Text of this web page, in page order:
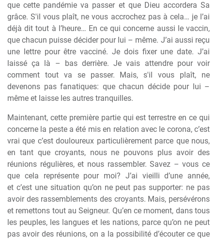
que cette pandémie va passer et que Dieu accordera Sa
grâce. S'il vous plaît, ne vous accrochez pas à cela… je l’ai
déjà dit tout à l’heure… En ce qui concerne aussi le vaccin,
que chacun puisse décider pour lui – même. J’ai aussi reçu
une lettre pourêtre vacciné. Je dois fixer une date. J’ai
laissé ça là – bas derrière. Je vais attendre pour voir
comment tout va se passer. Mais, s'il vous plaît, ne
devenons pas fanatiques: que chacun décide pour lui –
même et laisse les autres tranquilles.
Maintenant, cette première partie qui est terrestre en ce qui
concerne la peste a été mis en relation avec le corona, c’est
vrai que c’est douloureux particulièrement parce que nous,
en tant que croyants, nous ne pouvons plus avoir des
réunions régulières, et nous rassembler. Savez – vous ce
que cela représente pour moi? J’ai vieilli d’une année,
et c’est une situation qu’on ne peut pas supporter: ne pas
avoir des rassemblements des croyants. Mais, persévérons
et remettons tout au Seigneur. Qu’en ce moment, dans tous
les peuples, les langues et les nations, parce qu’on ne peut
pas avoir des réunions, on a la possibilité d’écouter ce que